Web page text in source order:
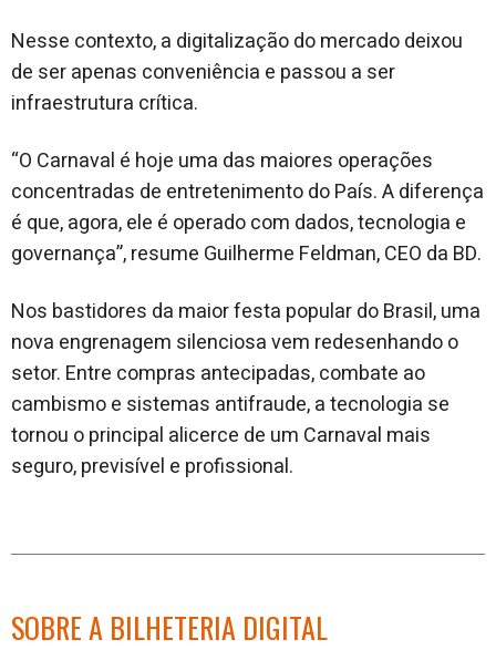
Nesse contexto, a digitalização do mercado deixou
de ser apenas conveniência e passou a ser
infraestrutura crítica.
“O Carnaval é hoje uma das maiores operações
concentradas de entretenimento do País. A diferença
é que, agora, ele é operado com dados, tecnologia e
governança”, resume Guilherme Feldman, CEO da BD.
Nos bastidores da maior festa popular do Brasil, uma
nova engrenagem silenciosa vem redesenhando o
setor. Entre compras antecipadas, combate ao
cambismo e sistemas antifraude, a tecnologia se
tornou o principal alicerce de um Carnaval mais
seguro, previsível e profissional.
SOBRE A BILHETERIA DIGITAL